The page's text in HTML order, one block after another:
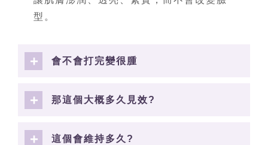
型。
會不會打完變很腫
那這個大概多久見效?
這個會維持多久?